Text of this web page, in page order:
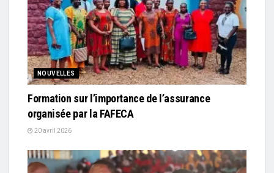
NOUVELLES
Formation sur l’importance de l’assurance
organisée par la FAFECA
20 avril 2026